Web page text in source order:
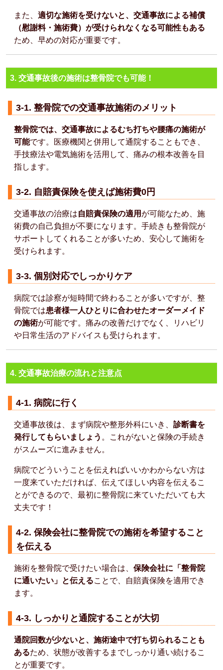
また、 適切な施術を受けないと、交通事故による補償
（慰謝料・施術費）が受けられなくなる可能性もある
ため、早めの対応が重要です。
3. 交通事故後の施術は整骨院でも可能！
3-1. 整骨院での交通事故施術のメリット
整骨院では、交通事故によるむち打ちや腰痛の施術が
可能です。医療機関と併用して通院することもでき、
手技療法や電気施術を活用して、痛みの根本改善を目
指します。
3-2. 自賠責保険を使えば施術費0円
交通事故の治療は自賠責保険の適用 が可能なため、施
術費の自己負担が不要になります。手続きも整骨院が
サポートしてくれることが多いため、安心して施術を
受けられます。
3-3. 個別対応でしっかりケア
病院では診察が短時間で終わることが多いですが、整
骨院では患者様一人ひとりに合わせたオーダーメイド
の施術が可能です。痛みの改善だけでなく、リハビリ
や日常生活のアドバイスも受けられます。
4. 交通事故治療の流れと注意点
4-1. 病院に行く
交通事故後は、まず病院や整形外科にいき、 診断書を
発行してもらいましょう 。これがないと保険の手続き
がスムーズに進みません。
病院でどういうことを伝えればいいかわからない方は
一度来ていただければ、伝えてほしい内容を伝えるこ
とができるので、最初に整骨院に来ていただいても大
丈夫です！
4-2. 保険会社に整骨院での施術を希望すること
を伝える
施術を整骨院で受けたい場合は、 保険会社に「整骨院
に通いたい」と伝えることで、自賠責保険を適用でき
ます。
4-3. しっかりと通院することが大切
通院回数が少ないと、施術途中で打ち切られることも
あるため、状態が改善するまでしっかり通い続けるこ
とが重要です。